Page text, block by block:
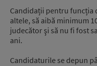
Candidații pentru
altele, să aibă minimum
judecător şi să nu fi fost
ani.
Candidaturile se depun